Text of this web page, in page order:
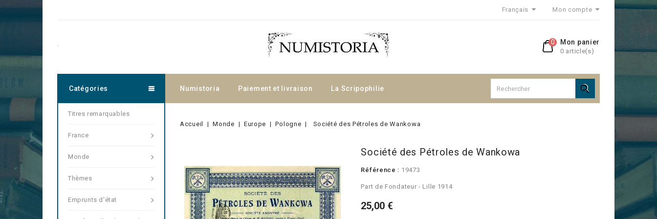
Français Mon compte
Mon panier
0 article(s)
0
.
Numistoria Paiement et livraison La Scripophilie 
Catégories
Titres remarquables
France
Monde
Thèmes
Emprunts d'état
Accueil Monde Europe Pologne Société des Pétroles de Wankowa
Société des Pétroles de Wankowa
Référence : 19473
Part de Fondateur - Lille 1914
25,00 €